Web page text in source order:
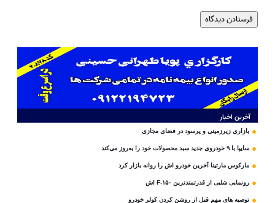
آخرین اخبار
بازاری زیرزمینی و پرسود در فضای مجازی
سایپا با ۹ خودروی جدید سبد محصولات خود را به‌روز می‌کند
مارکوس مارتینا آخرین خودرو اش را روانه بازار کرد
رونمایی شلبی از قدرتمندترین F-۱۵۰ اش
توصیه های مهم قبل از روشن کردن کولر خودرو